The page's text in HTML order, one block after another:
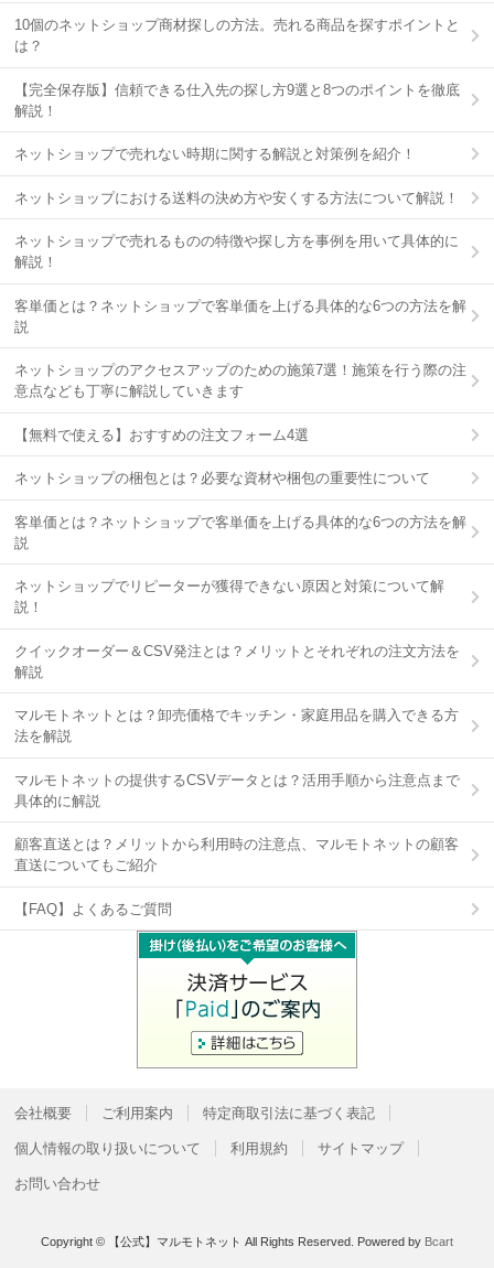
10個のネットショップ商材探しの方法。売れる商品を探すポイントと
は？
【完全保存版】信頼できる仕入先の探し方9選と8つのポイントを徹底
解説！
ネットショップで売れない時期に関する解説と対策例を紹介！
ネットショップにおける送料の決め方や安くする方法について解説！
ネットショップで売れるものの特徴や探し方を事例を用いて具体的に
解説！
客単価とは？ネットショップで客単価を上げる具体的な6つの方法を解
説
ネットショップのアクセスアップのための施策7選！施策を行う際の注
意点なども丁寧に解説していきます
【無料で使える】おすすめの注文フォーム4選
ネットショップの梱包とは？必要な資材や梱包の重要性について
客単価とは？ネットショップで客単価を上げる具体的な6つの方法を解
説
ネットショップでリピーターが獲得できない原因と対策について解
説！
クイックオーダー＆CSV発注とは？メリットとそれぞれの注文方法を
解説
マルモトネットとは？卸売価格でキッチン・家庭用品を購入できる方
法を解説
マルモトネットの提供するCSVデータとは？活用手順から注意点まで
具体的に解説
顧客直送とは？メリットから利用時の注意点、マルモトネットの顧客
直送についてもご紹介
【FAQ】よくあるご質問
会社概要 ご利用案内 特定商取引法に基づく表記
個人情報の取り扱いについて 利用規約 サイトマップ
お問い合わせ
Copyright © 【公式】マルモトネット All Rights Reserved. Powered by Bcart